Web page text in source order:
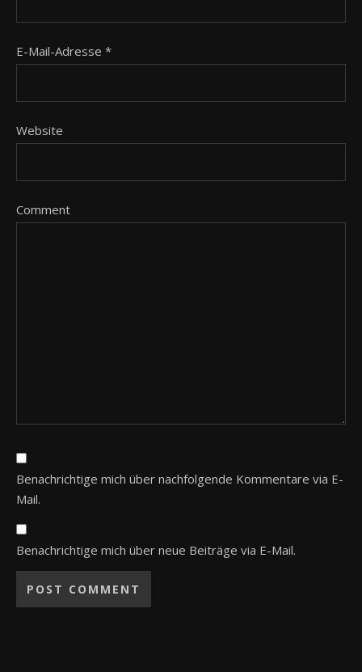
E-Mail-Adresse *
Website
Comment
Benachrichtige mich über nachfolgende Kommentare via E-
Mail.
Benachrichtige mich über neue Beiträge via E-Mail.